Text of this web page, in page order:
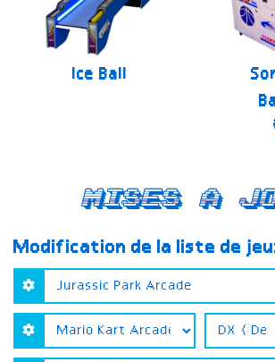
Ice Ball
Mises a
Modification de la liste de